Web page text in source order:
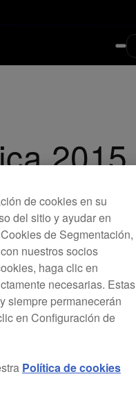
2015
de cookies en su
del sitio y ayudar en
de Segmentación,
nuestros socios
haga clic en
necesarias. Estas
siempre permanecerán
en Configuración de
Política de cookies